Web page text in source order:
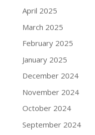
April 2025
March 2025
February 2025
January 2025
December 2024
November 2024
October 2024
September 2024